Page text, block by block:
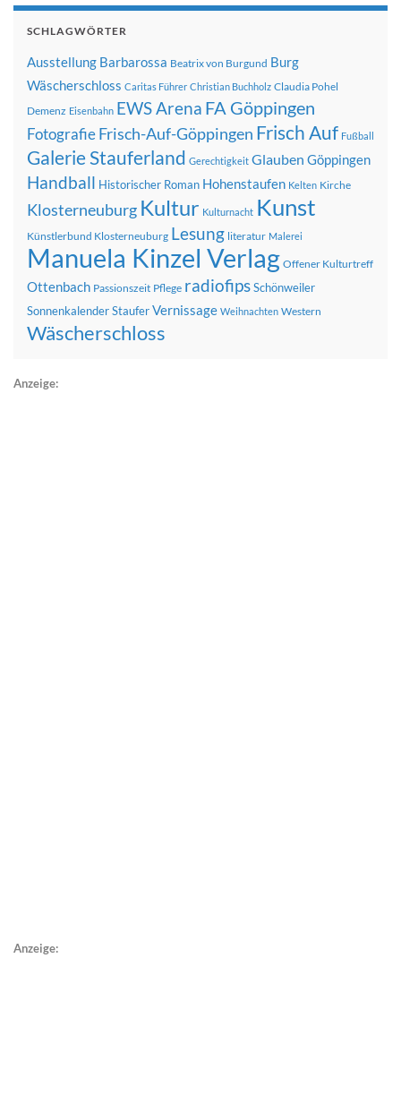
SCHLAGWÖRTER
Ausstellung Barbarossa Beatrix von Burgund Burg
Wäscherschloss Caritas Führer Christian Buchholz Claudia Pohel
Demenz Eisenbahn EWS Arena FA Göppingen
FotografieFrisch-Auf-Göppingen Frisch Auf Fußball
Galerie Stauferland Gerechtigkeit Glauben Göppingen
Handball Historischer Roman Hohenstaufen Kelten Kirche
Klosterneuburg Kultur Kulturnacht Kunst
Künstlerbund Klosterneuburg Lesung literatur Malerei
Manuela Kinzel Verlag Offener Kulturtreff
Ottenbach Passionszeit Pflege radiofipsSchönweiler
SonnenkalenderStauferVernissage Weihnachten Western
Wäscherschloss
Anzeige:
Anzeige: